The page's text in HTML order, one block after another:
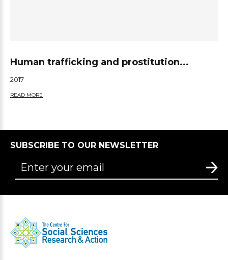
Human trafficking and prostitution...
2017
READ MORE
SUBSCRIBE TO OUR NEWSLETTER